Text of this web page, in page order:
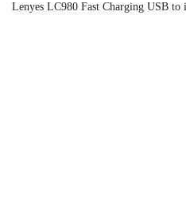
Lenyes LC980 Fast Charging USB to